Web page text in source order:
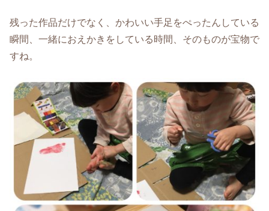
残った作品だけでなく、かわいい手足をぺったんしている
瞬間、一緒におえかきをしている時間、そのものが宝物で
すね。